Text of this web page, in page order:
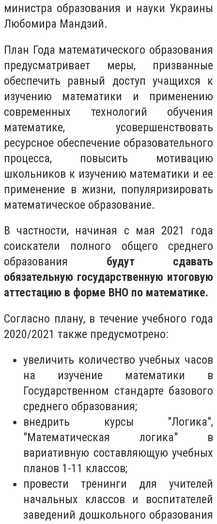
министра образования и науки Украины
Любомира Мандзий.
План Года математического образования
предусматривает меры, призванные
обеспечить равный доступ учащихся к
изучению математики и применению
современных технологий обучения
математике, усовершенствовать
ресурсное обеспечение образовательного
процесса, повысить мотивацию
школьников к изучению математики и ее
применение в жизни, популяризировать
математическое образование.
В частности, начиная с мая 2021 года
соискатели полного общего среднего
образования будут сдавать
обязательную государственную итоговую
аттестацию в форме ВНО по математике.
Согласно плану, в течение учебного года
2020/2021 также предусмотрено:
увеличить количество учебных часов
на изучение математики в
Государственном стандарте базового
среднего образования;
внедрить курсы "Логика",
"Математическая логика" в
вариативную составляющую учебных
планов 1-11 классов;
провести тренинги для учителей
начальных классов и воспитателей
заведений дошкольного образования